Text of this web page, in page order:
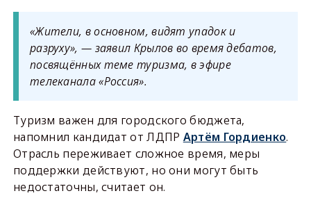
«Жители, в основном, видят упадок и
разруху», — заявил Крылов во время дебатов,
посвящённых теме туризма, в эфире
телеканала «Россия».
Туризм важен для городского бюджета,
напомнил кандидат от ЛДПР Артём Гордиенко.
Отрасль переживает сложное время, меры
поддержки действуют, но они могут быть
недостаточны, считает он.